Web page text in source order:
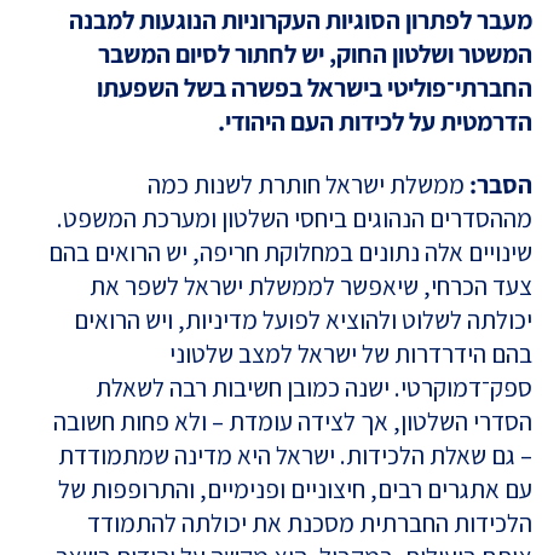
מעבר לפתרון הסוגיות העקרוניות הנוגעות למבנה
המשטר ושלטון החוק, יש לחתור לסיום המשבר
החברתי־פוליטי בישראל בפשרה בשל השפעתו
הדרמטית על לכידות העם היהודי.
הסבר: ממשלת ישראל חותרת לשנות כמה
מההסדרים הנהוגים ביחסי השלטון ומערכת המשפט.
שינויים אלה נתונים במחלוקת חריפה, יש הרואים בהם
צעד הכרחי, שיאפשר לממשלת ישראל לשפר את
יכולתה לשלוט ולהוציא לפועל מדיניות, ויש הרואים
בהם הידרדרות של ישראל למצב שלטוני
ספק־דמוקרטי. ישנה כמובן חשיבות רבה לשאלת
הסדרי השלטון, אך לצידה עומדת – ולא פחות חשובה
– גם שאלת הלכידות. ישראל היא מדינה שמתמודדת
עם אתגרים רבים, חיצוניים ופנימיים, והתרופפות של
הלכידות החברתית מסכנת את יכולתה להתמודד